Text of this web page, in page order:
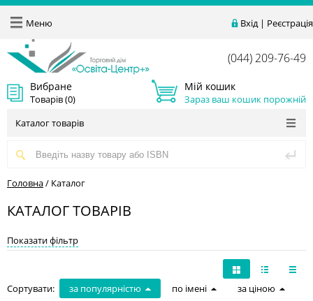
Вхід| Реєстрація
Меню
(044) 209-76-49
Вибране
Товарів (0)
Мій кошик
Зараз ваш кошик порожній
Каталог товарів
Головна/ Каталог
КАТАЛОГ ТОВАРІВ
Показати фільтр
Сортувати: за популярністю по імені за ціною